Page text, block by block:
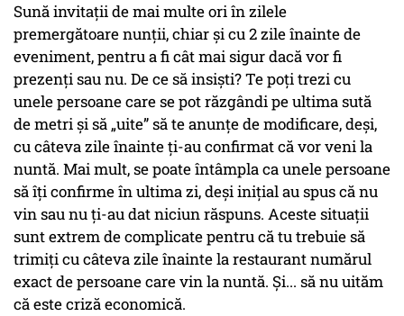
Sună invitații de mai multe ori în zilele
premergătoare nunții, chiar și cu 2 zile înainte de
eveniment, pentru a fi cât mai sigur dacă vor fi
prezenți sau nu. De ce să insiști? Te poți trezi cu
unele persoane care se pot răzgândi pe ultima sută
de metri și să „uite” să te anunțe de modificare, deși,
cu câteva zile înainte ți-au confirmat că vor veni la
nuntă. Mai mult, se poate întâmpla ca unele persoane
să îți confirme în ultima zi, deși inițial au spus că nu
vin sau nu ți-au dat niciun răspuns. Aceste situații
sunt extrem de complicate pentru că tu trebuie să
trimiți cu câteva zile înainte la restaurant numărul
exact de persoane care vin la nuntă. Și... să nu uităm
că este criză economică.